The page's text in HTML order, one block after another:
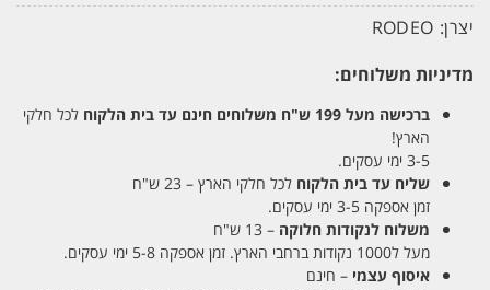
יצרן: RODEO
מדיניות משלוחים:
ברכישה מעל 199 ש"ח משלוחים חינם עד בית הלקוח לכל חלקי
הארץ!
3-5 ימי עסקים.
שליח עד בית הלקוח לכל חלקי הארץ – 23 ש"ח
זמן אספקה 3-5 ימי עסקים.
משלוח לנקודות חלוקה – 13 ש"ח
מעל ל1000 נקודות ברחבי הארץ. זמן אספקה 5-8 ימי עסקים.
איסוף עצמי – חינם